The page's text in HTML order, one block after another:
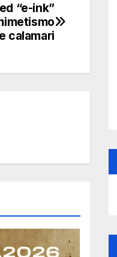
“e-ink”
calamari